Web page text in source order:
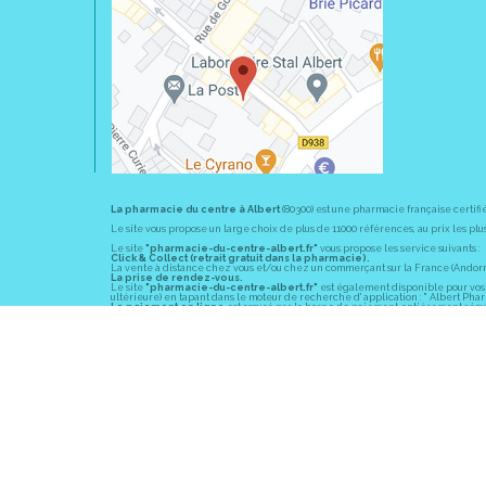
La pharmacie du centre à Albert(80300) est une pharmacie française
Le site vous propose un large choix de plus de 11000 références, au prix les
Le site "pharmacie-du-centre-albert.fr" vous propose les service suivants :
Click & Collect (retrait gratuit dans la pharmacie).
La vente à distance chez vous et/ou chez un commerçant sur la France
La prise de rendez-vous.
Le site "pharmacie-du-centre-albert.fr" est également disponible pour vos
ultérieure) en tapant dans le moteur de recherche d' application : " Albert
Le paiement en ligneest assuré par la borne de paiement entièrement